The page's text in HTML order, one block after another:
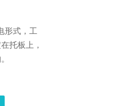
形式，工
托板上，